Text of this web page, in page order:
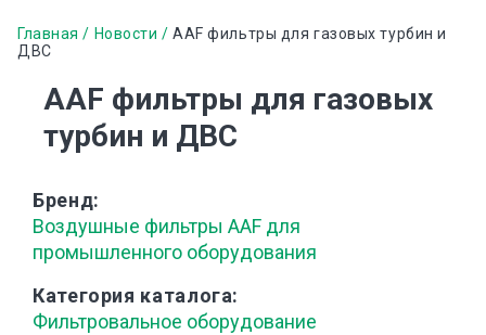
основному
Строка
навигации
Главная Новости
AAF фильтры для газовых турбин и
ДВС
AAF фильтры для газовых
турбин и ДВС
Бренд
Воздушные фильтры AAF для
промышленного оборудования
Категория каталога
Фильтровальное оборудование